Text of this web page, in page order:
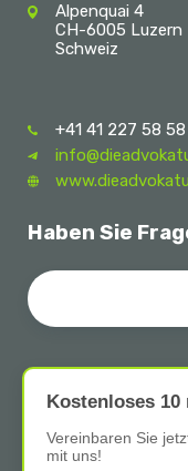
Alpenquai 4
CH-6005 Luzern
Schweiz
+41 41 227 58 58
Haben Sie
Follow Us
Kostenloses
Vereinbaren Sie
mit uns!